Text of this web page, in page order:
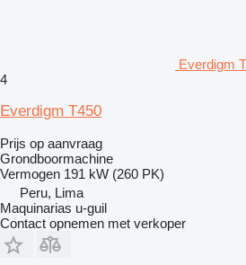
Everdigm
4
Everdigm T450
Prijs op aanvraag
Grondboormachine
Vermogen 191 kW (260 PK)
Peru, Lima
Maquinarias u-guil
Contact opnemen met verkoper